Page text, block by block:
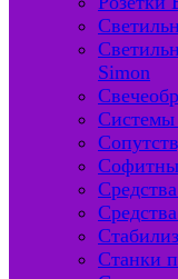
Simon
Системы
Станки